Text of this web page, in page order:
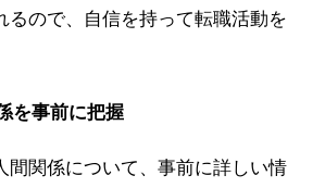
るので、自信を持って転職活動を
を事前に把握
間関係について、事前に詳しい情